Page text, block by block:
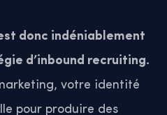
donc indéniablement
d’inbound recruiting.
votre identité
pour produire des